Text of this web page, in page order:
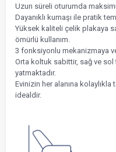
Uzun süreli oturumda
Dayanıklı kumaşı ile pratik
Yüksek kaliteli çelik plakaya
ömürlü kullanım.
3 fonksiyonlu mekanizmaya
Orta koltuk sabittir, sağ ve
yatmaktadır.
Evinizin her alanına kolaylıkla
idealdir.